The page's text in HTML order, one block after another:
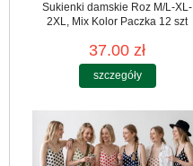
Sukienki damskie Roz M/L-XL-
2XL, Mix Kolor Paczka 12 szt
37.00 zł
szczegóły